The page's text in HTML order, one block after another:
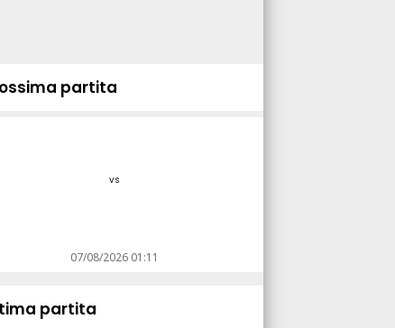
partita
vs
07/08/2026 01:11
partita